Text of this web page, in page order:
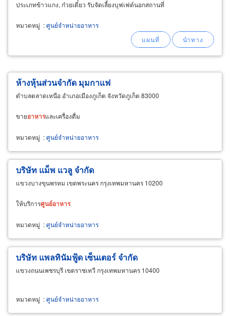
ประเภทข้าวแกง, ก๋วยเตี๋ยว รับจัดเลี้ยงบุฟเฟต์นอกสถานที่
หมวดหมู่ :ศูนย์จำหน่ายอาหาร
ห้างหุ้นส่วนจำกัด มุมกาแฟ
ตำบลตลาดเหนือ อำเภอเมืองภูเก็ต จังหวัดภูเก็ต 83000
ขายอาหารและเครื่องดื่ม
หมวดหมู่ :ศูนย์จำหน่ายอาหาร
บริษัท แม็พ แวลู จำกัด
แขวงบางขุนพรหม เขตพระนคร กรุงเทพมหานคร 10200
ให้บริการศูนย์อาหาร
หมวดหมู่ :ศูนย์จำหน่ายอาหาร
บริษัท แพลทินัมฟู้ด เซ็นเตอร์ จำกัด
แขวงถนนเพชรบุรี เขตราชเทวี กรุงเทพมหานคร 10400
หมวดหมู่ :ศูนย์จำหน่ายอาหาร